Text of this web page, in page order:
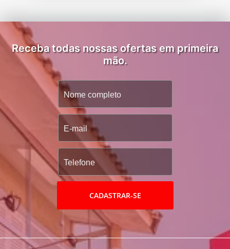
Receba todas nossas ofertas em primeira
mão.
CADASTRAR-SE